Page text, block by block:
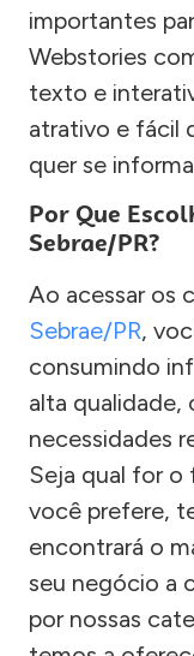
importantes
Webstories
texto e
atrativo e fácil
quer se
Por Que
Sebrae/PR?
Ao acessar os
Sebrae/PR,
consumindo
alta qualidade,
necessidades
Seja qual for
você prefere,
encontrará o
seu negócio a
por nossas